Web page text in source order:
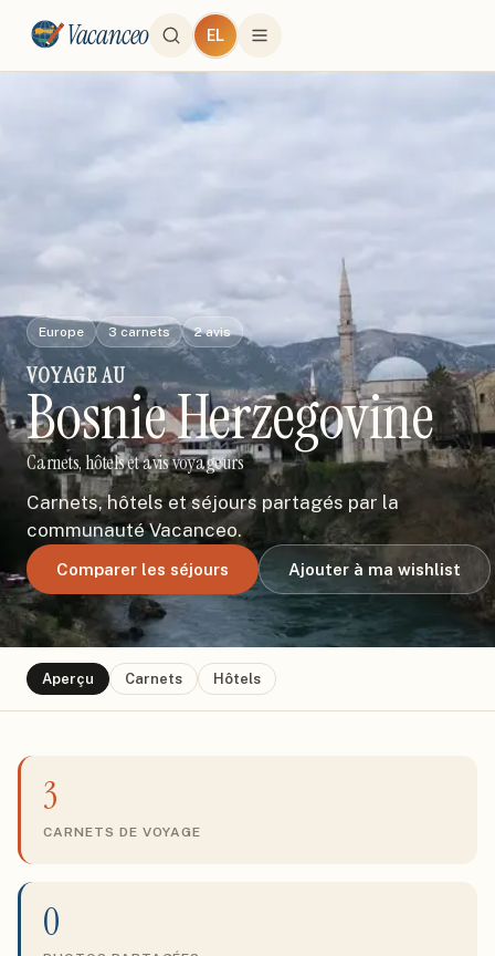
Vacanceo EL
Europe 3 carnets 2avis
VOYAGEAU
Bosnie Herzegovine
Carnets, hôtels et avis voyageurs
Carnets, hôtels et séjours partagés par la
communauté Vacanceo.
Comparer les séjours Ajouter à ma wishlist
Aperçu Carnets Hôtels
3
CARNETS DE VOYAGE
0